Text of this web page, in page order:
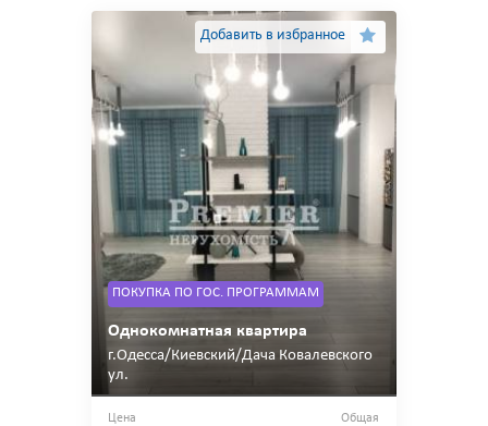
Добавить в избранное
ПОКУПКА ПО ГОС. ПРОГРАММАМ
Однокомнатная квартира
г.Одесса/Киевский/Дача Ковалевского
ул.
Цена Общая